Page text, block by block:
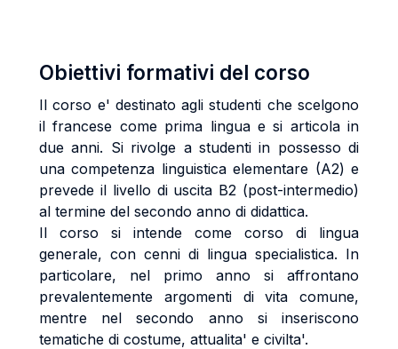
Obiettivi formativi del corso
Il corso e' destinato agli studenti che scelgono
il francese come prima lingua e si articola in
due anni. Si rivolge a studenti in possesso di
una competenza linguistica elementare (A2) e
prevede il livello di uscita B2 (post-intermedio)
al termine del secondo anno di didattica.
Il corso si intende come corso di lingua
generale, con cenni di lingua specialistica. In
particolare, nel primo anno si affrontano
prevalentemente argomenti di vita comune,
mentre nel secondo anno si inseriscono
tematiche di costume, attualita' e civilta'.